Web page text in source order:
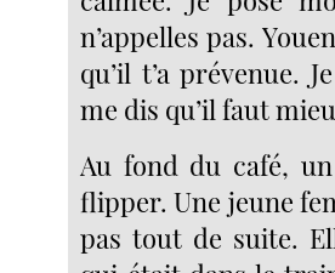
n’appelles pas.
qu’il t’a prévenue.
me dis qu’il faut
Au fond du café,
flipper. Une jeune
pas tout de suite.